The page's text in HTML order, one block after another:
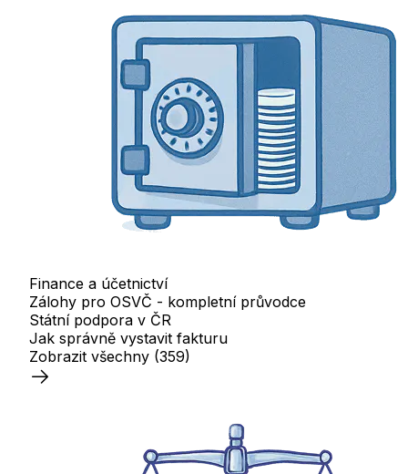
Finance a účetnictví
Zálohy pro OSVČ - kompletní průvodce
Státní podpora v ČR
Jak správně vystavit fakturu
Zobrazit všechny (359)